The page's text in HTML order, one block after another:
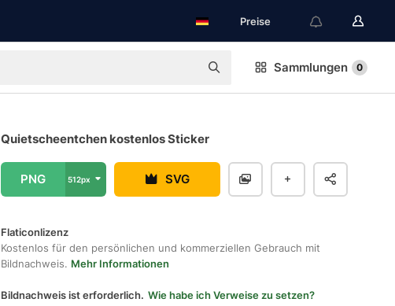
Preise
Sammlungen 0
Quietscheentchen kostenlos Sticker
PNG 512px SVG
Flaticonlizenz
Kostenlos für den persönlichen und kommerziellen Gebrauch mit
Bildnachweis. Mehr Informationen
Bildnachweis ist erforderlich. Wie habe ich Verweise zu setzen?